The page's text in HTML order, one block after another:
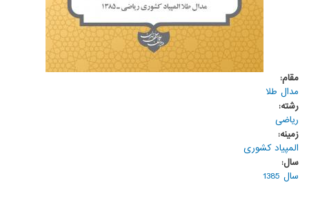
مقام:
مدال طلا
رشته:
ریاضی
زمینه:
المپیاد کشوری
سال:
سال 1385